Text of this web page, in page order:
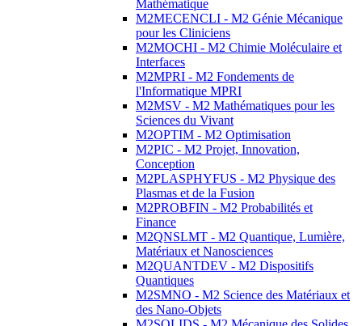
Mathématique
M2MECENCLI - M2 Génie Mécanique
pour les Cliniciens
M2MOCHI - M2 Chimie Moléculaire et
Interfaces
M2MPRI - M2 Fondements de
l'Informatique MPRI
M2MSV - M2 Mathématiques pour les
Sciences du Vivant
M2OPTIM - M2 Optimisation
M2PIC - M2 Projet, Innovation,
Conception
M2PLASPHYFUS - M2 Physique des
Plasmas et de la Fusion
M2PROBFIN - M2 Probabilités et
Finance
M2QNSLMT - M2 Quantique, Lumière,
Matériaux et Nanosciences
M2QUANTDEV - M2 Dispositifs
Quantiques
M2SMNO - M2 Science des Matériaux et
des Nano-Objets